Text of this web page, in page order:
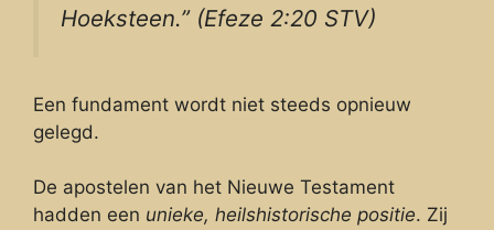
Hoeksteen.” (Efeze 2:20 STV)
Een fundament wordt niet steeds opnieuw
gelegd.
De apostelen van het Nieuwe Testament
hadden een unieke, heilshistorische positie. Zij